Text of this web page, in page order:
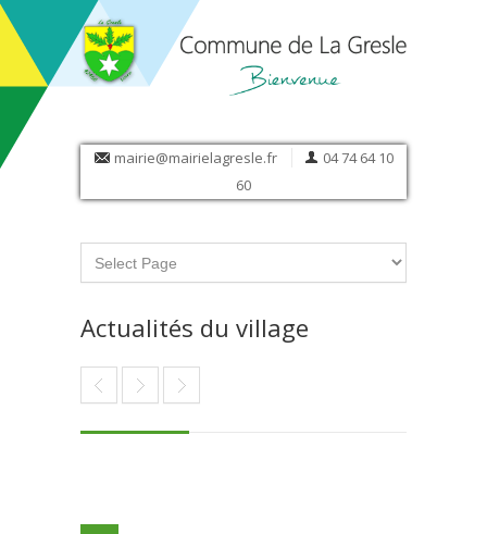
mairie@mairielagresle.fr
04 74 64 10
60
Actualités du village